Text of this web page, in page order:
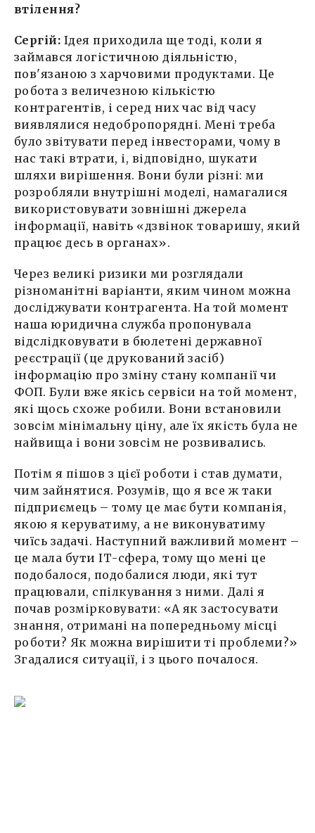
втілення?
Сергій: Ідея приходила ще тоді, коли я
займався логістичною діяльністю,
пов'язаною з харчовими продуктами. Це
робота з величезною кількістю
контрагентів, і серед них час від часу
виявлялися недобропорядні. Мені треба
було звітувати перед інвесторами, чому в
нас такі втрати, і, відповідно, шукати
шляхи вирішення. Вони були різні: ми
розробляли внутрішні моделі, намагалися
використовувати зовнішні джерела
інформації, навіть «дзвінок товаришу, який
працює десь в органах».
Через великі ризики ми розглядали
різноманітні варіанти, яким чином можна
досліджувати контрагента. На той момент
наша юридична служба пропонувала
відслідковувати в бюлетені державної
реєстрації (це друкований засіб)
інформацію про зміну стану компанії чи
ФОП. Були вже якісь сервіси на той момент,
які щось схоже робили. Вони встановили
зовсім мінімальну ціну, але їх якість була не
найвища і вони зовсім не розвивались.
Потім я пішов з цієї роботи і став думати,
чим зайнятися. Розумів, що я все ж таки
підприємець – тому це має бути компанія,
якою я керуватиму, а не виконуватиму
чиїсь задачі. Наступний важливий момент –
це мала бути ІТ-сфера, тому що мені це
подобалося, подобалися люди, які тут
працювали, спілкування з ними. Далі я
почав розмірковувати: «А як застосувати
знання, отримані на попередньому місці
роботи? Як можна вирішити ті проблеми?»
Згадалися ситуації, і з цього почалося.